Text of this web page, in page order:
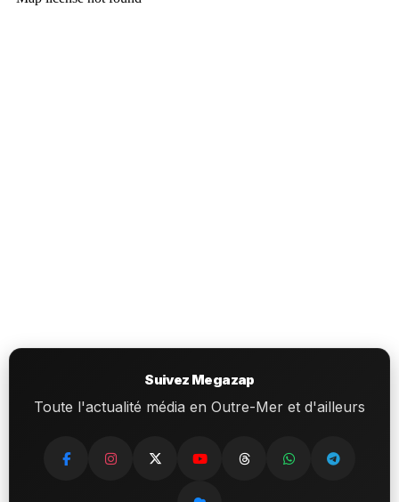
Suivez Megazap
Toute l'actualité média en Outre-Mer et d'ailleurs